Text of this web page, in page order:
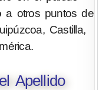
a otros puntos de
Castilla,
Apellido